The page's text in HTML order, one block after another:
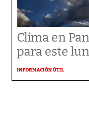
Clima en
para este
INFORMACIÓN ÚTIL